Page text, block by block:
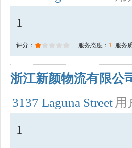
1
评分： 服务态度： 1 服务
浙江新颜物流有限公
3137 Laguna Street 用
1